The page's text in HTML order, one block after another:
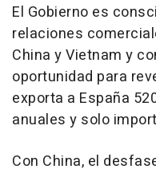
El Gobierno es
relaciones
China y Vietnam y
oportunidad para
exporta a España
anuales y solo
Con China, el